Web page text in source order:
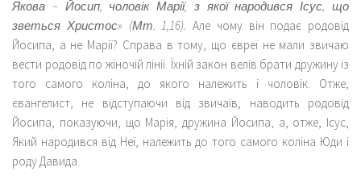
Якова – Йосип, чоловік Марії, з якої народився Ісус, що
зветься Христос» (Мт. 1,16). Але чому він подає родовід
Йосипа, а не Марії? Справа в тому, що євреї не мали звичаю
вести родовід по жіночій лінії. Їхній закон велів брати дружину із
того самого коліна, до якого належить і чоловік. Отже,
євангелист, не відступаючи від звичаїв, наводить родовід
Йосипа, показуючи, що Марія, дружина Йосипа, а, отже, Ісус,
Який народився від Неї, належить до того самого коліна Юди і
роду Давида.